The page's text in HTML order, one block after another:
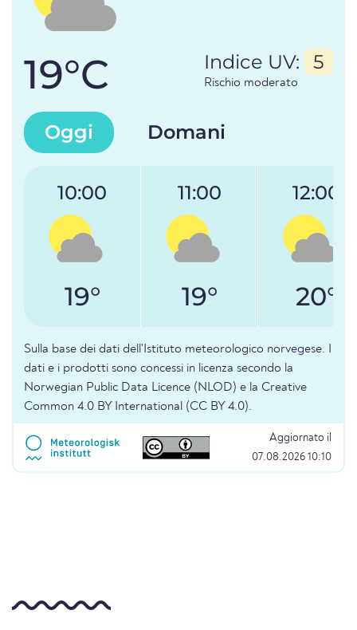
19°C Indice UV: 5
Rischio moderato
Oggi Domani
10:00
19°
11:00
19°
12:00
20°
Sulla base dei dati dell'Istituto meteorologico norvegese. I
dati e i prodotti sono concessi in licenza secondo la
Norwegian Public Data Licence (NLOD) e la Creative
Common 4.0 BY International (CC BY 4.0).
Aggiornato il
07.08.2026 10:10